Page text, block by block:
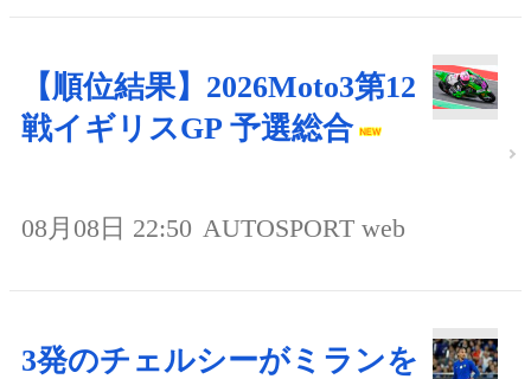
【順位結果】2026Moto3第12
戦イギリスGP 予選総合
08月08日 22:50 AUTOSPORT web
3発のチェルシーがミランを